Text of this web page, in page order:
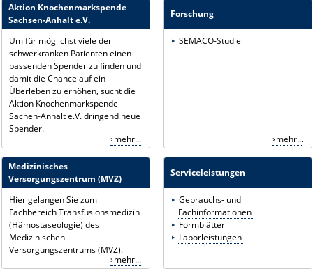
Aktion Knochenmarkspende
Sachsen-Anhalt e.V.
Um für möglichst viele der
schwerkranken Patienten einen
passenden Spender zu finden und
damit die Chance auf ein
Überleben zu erhöhen, sucht die
Aktion Knochenmarkspende
Sachen-Anhalt e.V. dringend neue
Spender.
mehr...
Forschung
SEMACO-Studie
mehr...
Medizinisches
Versorgungszentrum (MVZ)
Hier gelangen Sie zum
Fachbereich Transfusionsmedizin
(Hämostaseologie) des
Medizinischen
Versorgungszentrums (MVZ).
mehr...
Serviceleistungen
Gebrauchs- und
Fachinformationen
Formblätter
Laborleistungen